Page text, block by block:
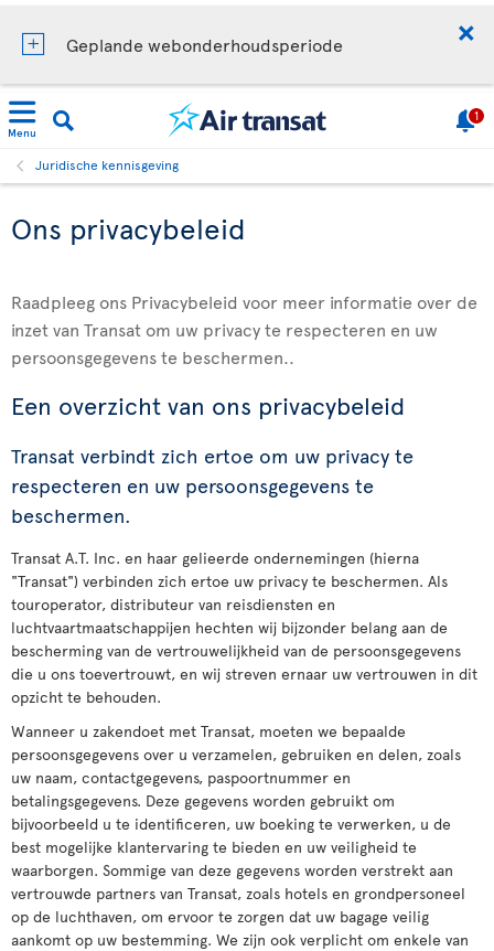
Geplande webonderhoudsperiode
Menu
1
Juridische kennisgeving
Ons privacybeleid
Raadpleeg ons Privacybeleid voor meer informatie over de
inzet van Transat om uw privacy te respecteren en uw
persoonsgegevens te beschermen..
Een overzicht van ons privacybeleid
Transat verbindt zich ertoe om uw privacy te
respecteren en uw persoonsgegevens te
beschermen.
Transat A.T. Inc. en haar gelieerde ondernemingen (hierna
"Transat") verbinden zich ertoe uw privacy te beschermen. Als
touroperator, distributeur van reisdiensten en
luchtvaartmaatschappijen hechten wij bijzonder belang aan de
bescherming van de vertrouwelijkheid van de persoonsgegevens
die u ons toevertrouwt, en wij streven ernaar uw vertrouwen in dit
opzicht te behouden.
Wanneer u zakendoet met Transat, moeten we bepaalde
persoonsgegevens over u verzamelen, gebruiken en delen, zoals
uw naam, contactgegevens, paspoortnummer en
betalingsgegevens. Deze gegevens worden gebruikt om
bijvoorbeeld u te identificeren, uw boeking te verwerken, u de
best mogelijke klantervaring te bieden en uw veiligheid te
waarborgen. Sommige van deze gegevens worden verstrekt aan
vertrouwde partners van Transat, zoals hotels en grondpersoneel
op de luchthaven, om ervoor te zorgen dat uw bagage veilig
aankomt op uw bestemming. We zijn ook verplicht om enkele van